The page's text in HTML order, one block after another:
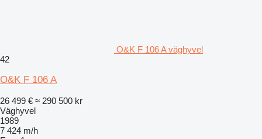
O&K F 106 A väghyvel
42
O&K F 106 A
26 499 € ≈ 290 500 kr
Väghyvel
1989
7 424 m/h